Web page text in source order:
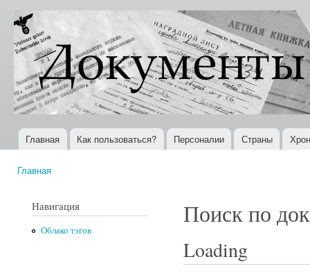
Документы
XX века
Всемирная
история в
Интернете
Главное меню
Главная Как пользоваться? Персоналии Страны
Главная
Навигация
Облако тэгов
Поиск по
Loading